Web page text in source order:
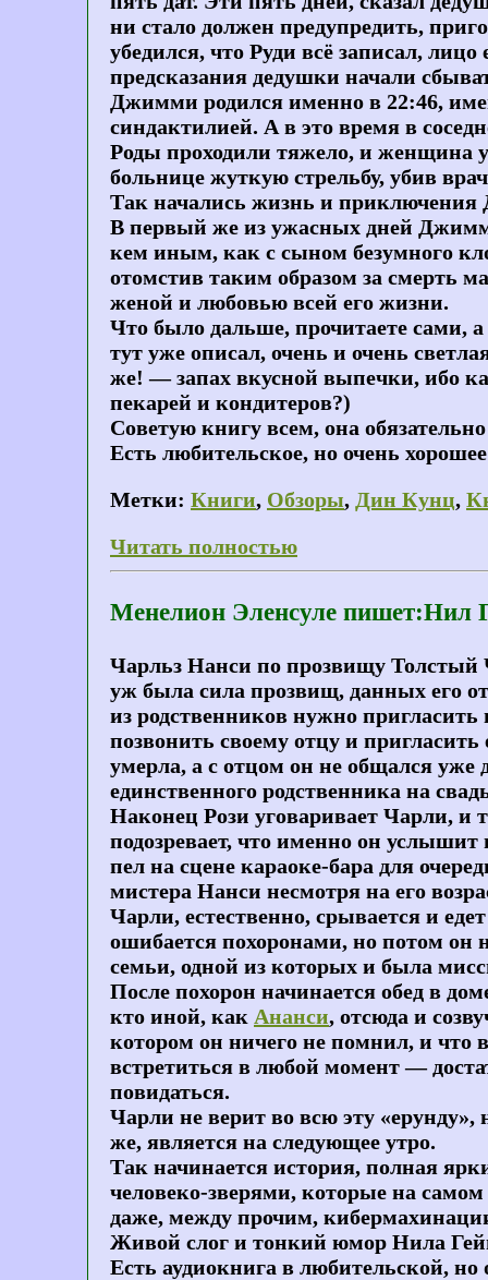
ни стало должен предупредить,
убедился, что Руди всё записал,
предсказания дедушки начали
Джимми родился именно в 22:46,
синдактилией. А в это время в
Роды проходили тяжело, и женщина
больнице жуткую стрельбу, убив
Так начались жизнь и
В первый же из ужасных дней
кем иным, как с сыном безумного
отомстив таким образом за смерть
женой и любовью всей его жизни.
Что было дальше, прочитаете сами,
тут уже описал, очень и очень
же! — запах вкусной выпечки, ибо
пекарей и кондитеров?)
Советую книгу всем, она
Есть любительское, но очень
Метки: Книги, Обзоры, Дин Кунц,
Читать полностью
Менелион Эленсуле пишет:Нил
Чарльз Нанси по прозвищу Толстый
уж была сила прозвищ, данных его
из родственников нужно
позвонить своему отцу и
умерла, а с отцом он не общался уже
единственного родственника на
Наконец Рози уговаривает Чарли, и
подозревает, что именно он
пел на сцене караоке-бара для
мистера Нанси несмотря на его
Чарли, естественно, срывается и
ошибается похоронами, но потом
семьи, одной из которых и была
После похорон начинается обед в
кто иной, как Ананси, отсюда и
котором он ничего не помнил, и что
встретиться в любой момент —
повидаться.
Чарли не верит во всю эту «ерунду»,
же, является на следующее утро.
Так начинается история, полная
человеко-зверями, которые на
даже, между прочим,
Живой слог и тонкий юмор Нила
Есть аудиокнига в любительской,